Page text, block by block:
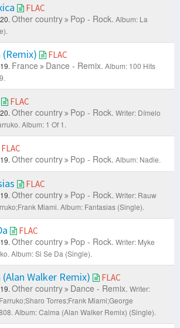
FLAC
Other country Pop - Rock. Album: La
(Remix) FLAC
France Dance - Remix. Album: 100 Hits
FLAC
Other country Pop - Rock. Writer: Dímelo
Album: 1 Of 1.
FLAC
Other country Pop - Rock. Album: Nadie.
FLAC
Other country Pop - Rock. Writer: Rauw
Miami. Album: Fantasias (Single).
FLAC
Other country Pop - Rock. Writer: Myke
Album: Si Se Da (Single).
(Alan Walker Remix) FLAC
Other country Dance - Remix. Writer:
Torres;Frank Miami;George
Album: Calma (Alan Walker Remix) (Single).